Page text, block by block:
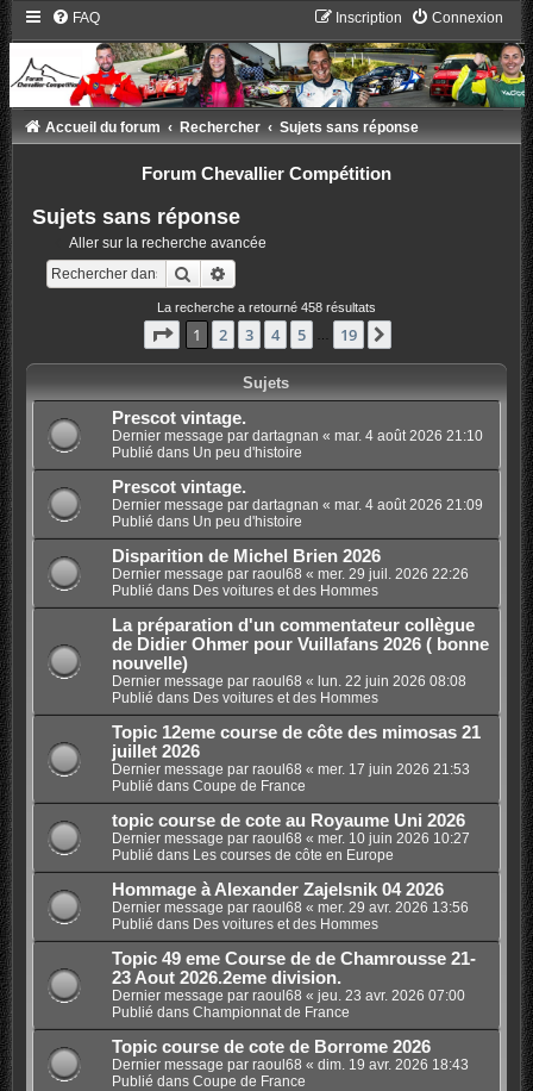
FAQ Connexion
Inscription
Accueil du forum Rechercher Sujets sans réponse
Forum Chevallier Compétition
Sujets sans réponse
Aller sur la recherche avancée
Rechercher
La recherche a retourné 458 résultats
Page 1sur19
1 2 3 4 5 19
Sujets
Prescot vintage.
Dernier message par dartagnan « mar. 4 août 2026 21:10
Publié dans Un peu d'histoire
Prescot vintage.
Dernier message par dartagnan « mar. 4 août 2026 21:09
Publié dans Un peu d'histoire
Disparition de Michel Brien 2026
Dernier message par raoul68 « mer. 29 juil. 2026 22:26
Publié dans Des voitures et des Hommes
La préparation d'un commentateur collègue
de Didier Ohmer pour Vuillafans 2026 ( bonne
nouvelle)
Dernier message par raoul68 « lun. 22 juin 2026 08:08
Publié dans Des voitures et des Hommes
Topic 12eme course de côte des mimosas 21
juillet 2026
Dernier message par raoul68 « mer. 17 juin 2026 21:53
Publié dans Coupe de France
topic course de cote au Royaume Uni 2026
Dernier message par raoul68 « mer. 10 juin 2026 10:27
Publié dans Les courses de côte en Europe
Hommage à Alexander Zajelsnik 04 2026
Dernier message par raoul68 « mer. 29 avr. 2026 13:56
Publié dans Des voitures et des Hommes
Topic 49 eme Course de de Chamrousse 21-
23 Aout 2026.2eme division.
Dernier message par raoul68 « jeu. 23 avr. 2026 07:00
Publié dans Championnat de France
Topic course de cote de Borrome 2026
Dernier message par raoul68 « dim. 19 avr. 2026 18:43
Publié dans Coupe de France